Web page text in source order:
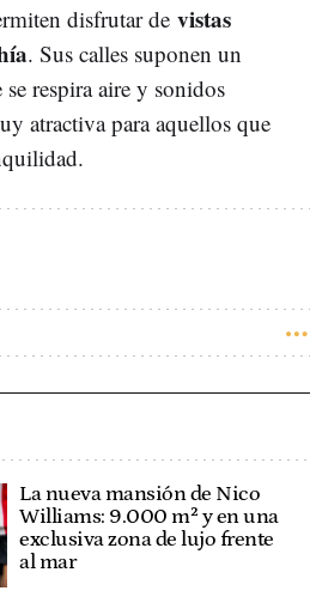
disfrutar de vistas
. Sus calles suponen un
respira aire y sonidos
atractiva para aquellos que
La nueva mansión de Nico
Williams: 9.000 m² y en una
exclusiva zona de lujo frente
al mar